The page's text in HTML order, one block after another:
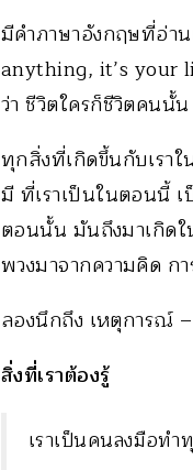
มีคำภาษาอังกฤษที่อ่า
anything, it’s your
ว่า ชีวิตใครก็ชีวิตคนนั้
ทุกสิ่งที่เกิดขึ้นกับเรา
มี ที่เราเป็นในตอนนี้ เ
ตอนนั้น มันถึงมาเกิดใ
พวงมาจากความคิด ก
ลองนึกถึง เหตุการณ์
สิ่งที่เราต้องรู้
เราเป็นคนลงมือทำ